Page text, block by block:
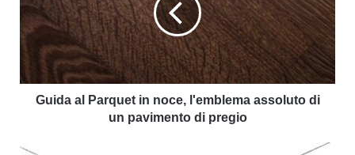
Guida al Parquet in noce, l'emblema assoluto di
un pavimento di pregio